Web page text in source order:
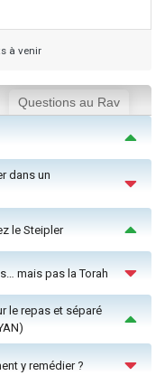
à venir
Questions au Rav
dans un
le Steipler
mais pas la Torah
le repas et séparé
y remédier ?